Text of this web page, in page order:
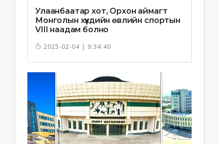
Улаанбаатар хот, Орхон аймагт
Монголын хүүхдийн өвлийн спортын
VIII наадам болно
2025-02-04 | 9:34:40